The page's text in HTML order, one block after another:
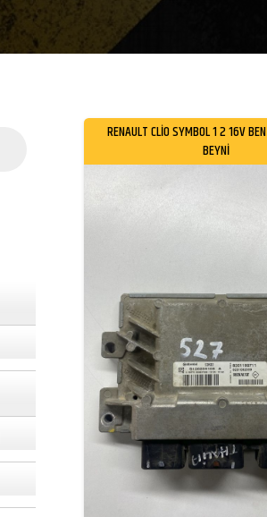
RENAULT CLİO SYMBOL 1 2 16V
BEYNİ